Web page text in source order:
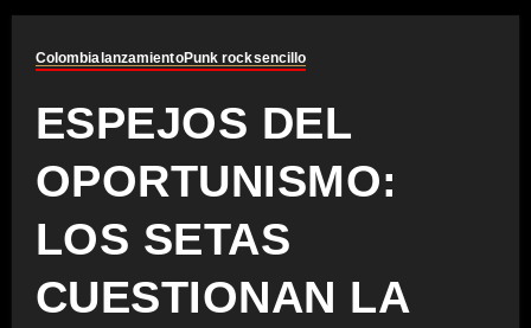
ColombialanzamientoPunk rocksencillo
ESPEJOS DEL
OPORTUNISMO:
LOS SETAS
CUESTIONAN LA